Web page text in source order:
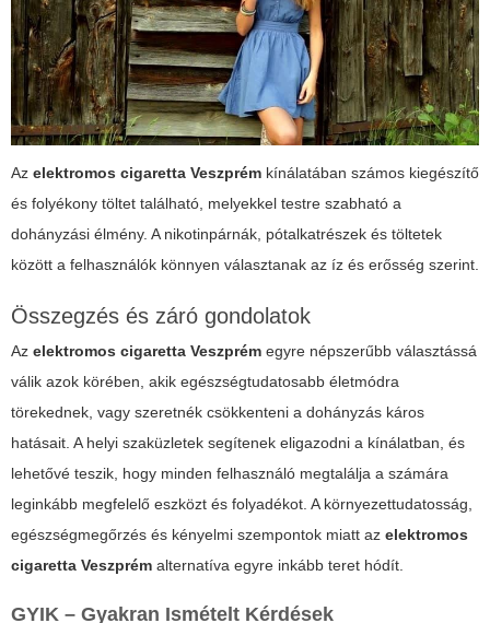
Az elektromos cigaretta Veszprém kínálatában számos kiegészítő
és folyékony töltet található, melyekkel testre szabható a
dohányzási élmény. A nikotinpárnák, pótalkatrészek és töltetek
között a felhasználók könnyen választanak az íz és erősség szerint.
Összegzés és záró gondolatok
Az elektromos cigaretta Veszprém egyre népszerűbb választássá
válik azok körében, akik egészségtudatosabb életmódra
törekednek, vagy szeretnék csökkenteni a dohányzás káros
hatásait. A helyi szaküzletek segítenek eligazodni a kínálatban, és
lehetővé teszik, hogy minden felhasználó megtalálja a számára
leginkább megfelelő eszközt és folyadékot. A környezettudatosság,
egészségmegőrzés és kényelmi szempontok miatt az elektromos
cigaretta Veszprém alternatíva egyre inkább teret hódít.
GYIK – Gyakran Ismételt Kérdések